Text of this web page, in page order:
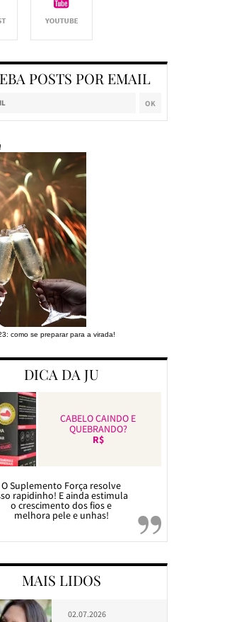
POSTS POR EMAIL
como se preparar para a virada!
DICA DA JU
CABELO CAINDO E
QUEBRANDO?
R$
O Suplemento Força resolve
rapidinho! E ainda estimula
o crescimento dos fios e
melhora pele e unhas!
MAIS LIDOS
02.07.2026